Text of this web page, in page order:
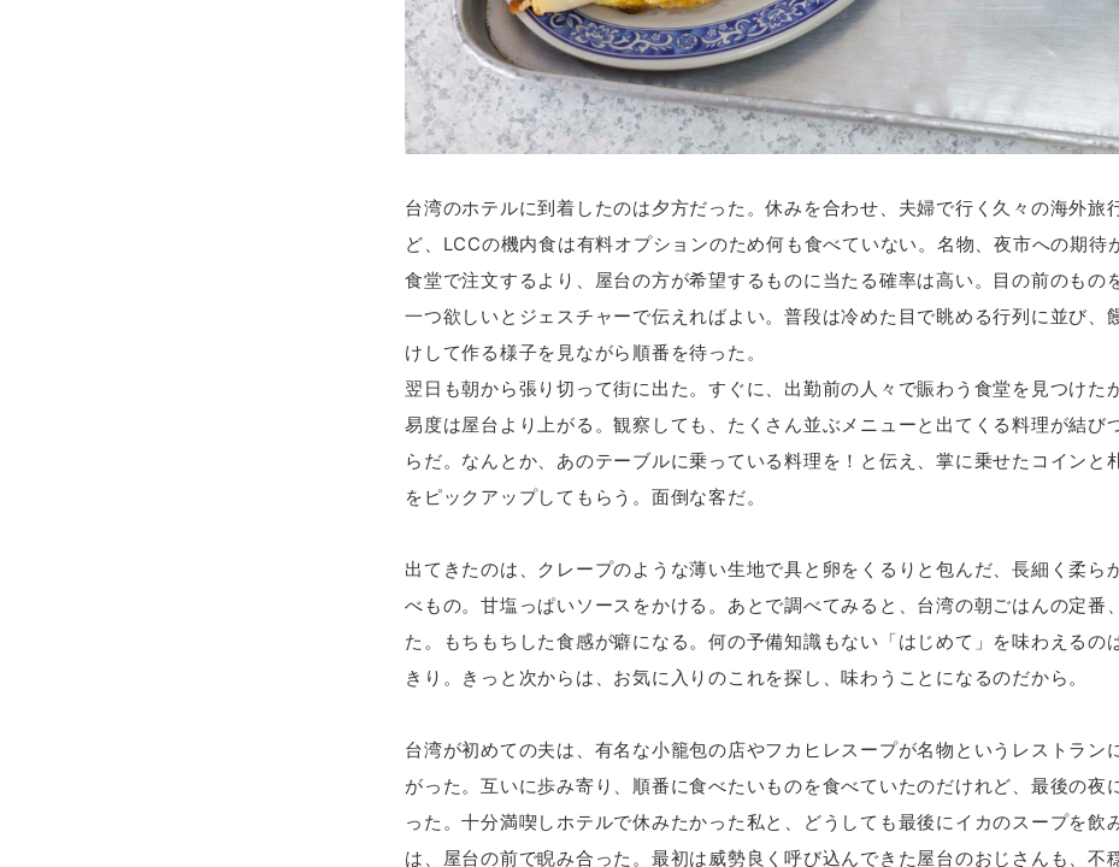
台湾のホテルに到着したのは夕方だった。休みを合わせ、夫婦で行く久々の海外旅
ど、LCCの機内食は有料オプションのため何も食べていない。名物、夜市への期待
食堂で注文するより、屋台の方が希望するものに当たる確率は高い。目の前のもの
一つ欲しいとジェスチャーで伝えればよい。普段は冷めた目で眺める行列に並び、
けして作る様子を見ながら順番を待った。
翌日も朝から張り切って街に出た。すぐに、出勤前の人々で賑わう食堂を見つけた
易度は屋台より上がる。観察しても、たくさん並ぶメニューと出てくる料理が結び
らだ。なんとか、あのテーブルに乗っている料理を！と伝え、掌に乗せたコインと
をピックアップしてもらう。面倒な客だ。
出てきたのは、クレープのような薄い生地で具と卵をくるりと包んだ、長細く柔ら
べもの。甘塩っぱいソースをかける。あとで調べてみると、台湾の朝ごはんの定番
た。もちもちした食感が癖になる。何の予備知識もない「はじめて」を味わえるの
きり。きっと次からは、お気に入りのこれを探し、味わうことになるのだから。
台湾が初めての夫は、有名な小籠包の店やフカヒレスープが名物というレストラン
がった。互いに歩み寄り、順番に食べたいものを食べていたのだけれど、最後の夜
った。十分満喫しホテルで休みたかった私と、どうしても最後にイカのスープを飲
は、屋台の前で睨み合った。最初は威勢良く呼び込んできた屋台のおじさんも、不